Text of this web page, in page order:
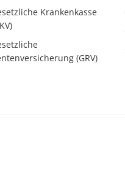
Krankenkasse
(GRV)